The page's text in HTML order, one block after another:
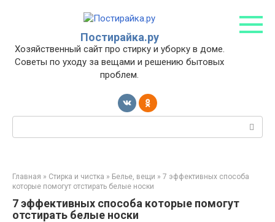
Постирайка.ру
Хозяйственный сайт про стирку и уборку в доме.
Советы по уходу за вещами и решению бытовых
проблем.
Поиск:
Главная » Стирка и чистка » Белье, вещи » 7 эффективных способа
которые помогут отстирать белые носки
7 эффективных способа которые помогут
отстирать белые носки